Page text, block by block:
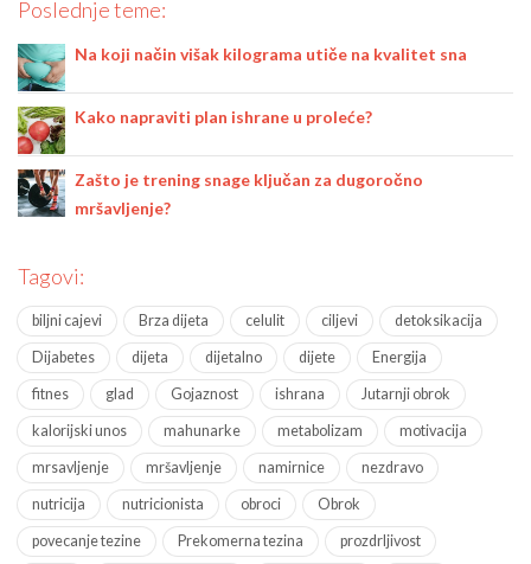
Poslednje teme:
Na koji način višak kilograma utiče na kvalitet sna
Kako napraviti plan ishrane u proleće?
Zašto je trening snage ključan za dugoročno
mršavljenje?
Tagovi:
biljni cajevi Brza dijeta celulit ciljevi detoksikacija
Dijabetes dijeta dijetalno dijete Energija
fitnes glad Gojaznost ishrana Jutarnji obrok
kalorijski unos mahunarke metabolizam motivacija
mrsavljenje mršavljenje namirnice nezdravo
nutricija nutricionista obroci Obrok
povecanje tezine Prekomerna tezina prozdrljivost